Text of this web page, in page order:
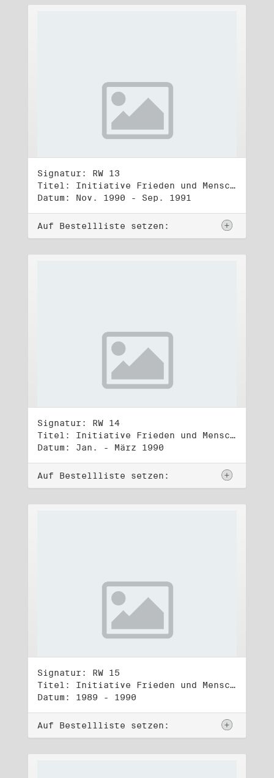
Signatur: RW 13
Titel: Initiative Frieden und Menschenrechte (3)
Datum: Nov. 1990 - Sep. 1991
Auf Bestellliste setzen:
Signatur: RW 14
Titel: Initiative Frieden und Menschenrechte, Volkskammerwahl 18.3.1990
Datum: Jan. - März 1990
Auf Bestellliste setzen:
Signatur: RW 15
Titel: Initiative Frieden und Menschenrechte, Veröffentlichungen
Datum: 1989 - 1990
Auf Bestellliste setzen: